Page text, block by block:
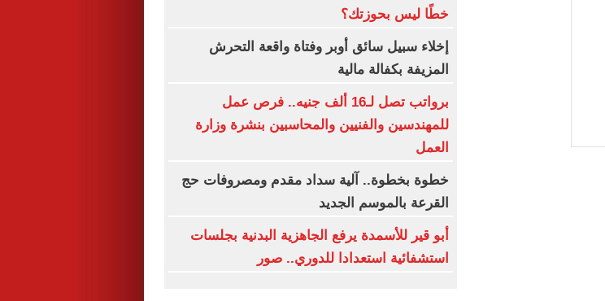
خطًا ليس بحوزتك؟
إخلاء سبيل سائق أوبر وفتاة واقعة التحرش
المزيفة بكفالة مالية
برواتب تصل لـ16 ألف جنيه.. فرص عمل
للمهندسين والفنيين والمحاسبين بنشرة وزارة
العمل
خطوة بخطوة.. آلية سداد مقدم ومصروفات حج
القرعة بالموسم الجديد
أبو قير للأسمدة يرفع الجاهزية البدنية بجلسات
استشفائية استعدادا للدوري.. صور